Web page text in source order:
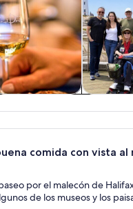
bebidas y vida
nocturna
aire
comida con vista
por el malecón de
de los museos y los